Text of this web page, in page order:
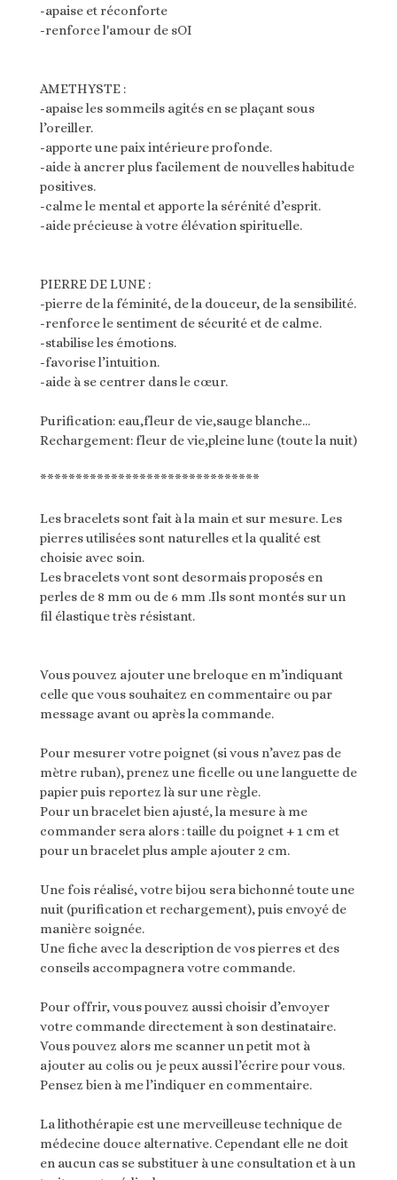
-apaise et réconforte
-renforce l'amour de sOI
AMETHYSTE :
-apaise les sommeils agités en se plaçant sous
l’oreiller.
-apporte une paix intérieure profonde.
-aide à ancrer plus facilement de nouvelles habitude
positives.
-calme le mental et apporte la sérénité d’esprit.
-aide précieuse à votre élévation spirituelle.
PIERRE DE LUNE :
-pierre de la féminité, de la douceur, de la sensibilité.
-renforce le sentiment de sécurité et de calme.
-stabilise les émotions.
-favorise l’intuition.
-aide à se centrer dans le cœur.
Purification: eau,fleur de vie,sauge blanche…
Rechargement: fleur de vie,pleine lune (toute la nuit)
*******************************
Les bracelets sont fait à la main et sur mesure. Les
pierres utilisées sont naturelles et la qualité est
choisie avec soin.
Les bracelets vont sont desormais proposés en
perles de 8 mm ou de 6 mm .Ils sont montés sur un
fil élastique très résistant.
Vous pouvez ajouter une breloque en m’indiquant
celle que vous souhaitez en commentaire ou par
message avant ou après la commande.
Pour mesurer votre poignet (si vous n’avez pas de
mètre ruban), prenez une ficelle ou une languette de
papier puis reportez là sur une règle.
Pour un bracelet bien ajusté, la mesure à me
commander sera alors : taille du poignet + 1 cm et
pour un bracelet plus ample ajouter 2 cm.
Une fois réalisé, votre bijou sera bichonné toute une
nuit (purification et rechargement), puis envoyé de
manière soignée.
Une fiche avec la description de vos pierres et des
conseils accompagnera votre commande.
Pour offrir, vous pouvez aussi choisir d’envoyer
votre commande directement à son destinataire.
Vous pouvez alors me scanner un petit mot à
ajouter au colis ou je peux aussi l’écrire pour vous.
Pensez bien à me l’indiquer en commentaire.
La lithothérapie est une merveilleuse technique de
médecine douce alternative. Cependant elle ne doit
en aucun cas se substituer à une consultation et à un